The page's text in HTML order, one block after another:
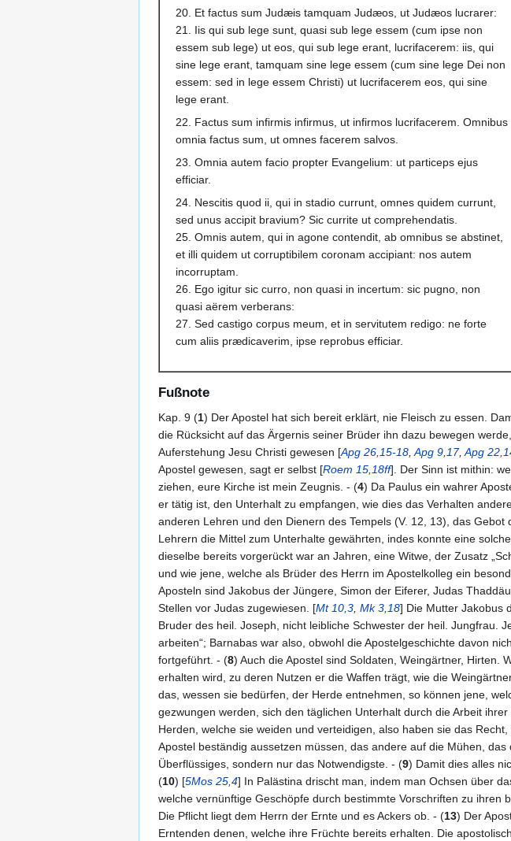
20. Et factus sum Judæis tamquam Judæos, ut Judæos lucrarer:
21. Iis qui sub lege sunt, quasi sub lege essem (cum ipse non
essem sub lege) ut eos, qui sub lege erant, lucrifacerem: iis, qui
sine lege erant, tamquam sine lege essem (cum sine lege Dei non
essem: sed in lege essem Christi) ut lucrifacerem eos, qui sine
lege erant.
22. Factus sum infirmis infirmus, ut infirmos lucrifacerem. Omnibus
omnia factus sum, ut omnes facerem salvos.
23. Omnia autem facio propter Evangelium: ut particeps ejus
efficiar.
24. Nescitis quod ii, qui in stadio currunt, omnes quidem currunt,
sed unus accipit bravium? Sic currite ut comprehendatis.
25. Omnis autem, qui in agone contendit, ab omnibus se abstinet,
et illi quidem ut corruptibilem coronam accipiant: nos autem
incorruptam.
26. Ego igitur sic curro, non quasi in incertum: sic pugno, non
quasi aërem verberans:
27. Sed castigo corpus meum, et in servitutem redigo: ne forte
cum aliis prædicaverim, ipse reprobus efficiar.
Fußnote
Kap. 9 (1) Der Apostel hat sich bereit erklärt, nie Fleisch zu essen.
die Rücksicht auf das Ärgernis seiner Brüder ihn dazu bewegen
Auferstehung Jesu Christi gewesen [Apg 26,15-18 Apg 9,17, Apg
Apostel gewesen, sagt er selbst [Roem 15,18ff]. Der Sinn ist mithin:
ziehen, eure Kirche ist mein Zeugnis. - (4) Da Paulus ein wahrer
er tätig ist, den Unterhalt zu empfangen, wie dies das Verhalten
anderen Lehren und den Dienern des Tempels (V. 12, 13), das Gebot
Lehrern die Mittel zum Unterhalte gewährten, indes konnte eine
dieselbe bereits vorgerückt war an Jahren, eine Witwe, der Zusatz
und wie jene, welche als Brüder des Herrn im Apostelkolleg ein
Aposteln sind Jakobus der Jüngere, Simon der Eiferer, Judas
Stellen vor Judas zugewiesen. [Mt 10,3 Mk 3,18] Die Mutter Jakobus
Bruder des heil. Joseph, nicht leibliche Schwester der heil. Jungfrau.
arbeiten“; Barnabas war also, obwohl die Apostelgeschichte davon
fortgeführt. - (8) Auch die Apostel sind Soldaten, Weingärtner, Hirten.
erhalten wird, zu deren Nutzen er die Waffen trägt, wie die
das, wessen sie bedürfen, der Herde entnehmen, so können jene,
gezwungen werden, sich den täglichen Unterhalt durch die Arbeit
Herden, welche sie weiden und verteidigen, also haben sie das
Apostel beständig aussetzen müssen, das andere auf die Mühen,
Überflüssiges, sondern nur das Notwendigste. - (9) Damit dies alles
(10) [5Mos 25,4] In Palästina drischt man, indem man Ochsen über
welche vernünftige Geschöpfe durch bestimmte Vorschriften zu
Die Pflicht liegt dem Herrn der Ernte und es Ackers ob. - (13) Der
Erntenden denen, welche ihre Früchte bereits erhalten. Die